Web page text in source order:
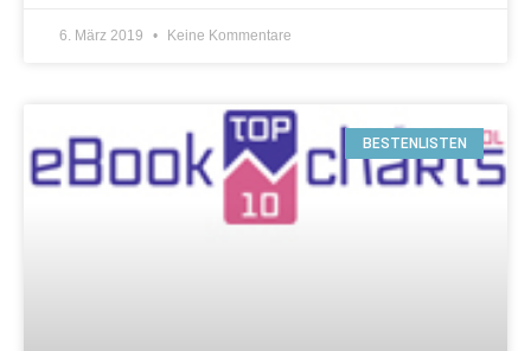
6. März 2019 Keine Kommentare
BESTENLISTEN